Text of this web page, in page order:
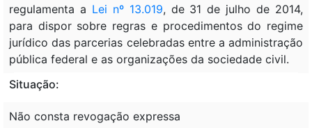
regulamenta a Lei nº 13.019, de 31 de julho de 2014,
para dispor sobre regras e procedimentos do regime
jurídico das parcerias celebradas entre a administração
pública federal e as organizações da sociedade civil.
Situação:
Não consta revogação expressa